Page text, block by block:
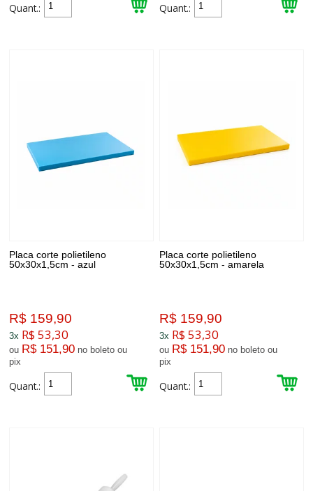
Quant.: Quant.:
Placa corte polietileno
50x30x1,5cm - azul
R$ 159,90
3x R$ 53,30
ou R$ 151,90 no boleto ou
pix
Quant.:
Placa corte polietileno
50x30x1,5cm - amarela
R$ 159,90
3x R$ 53,30
ou R$ 151,90 no boleto ou
pix
Quant.: